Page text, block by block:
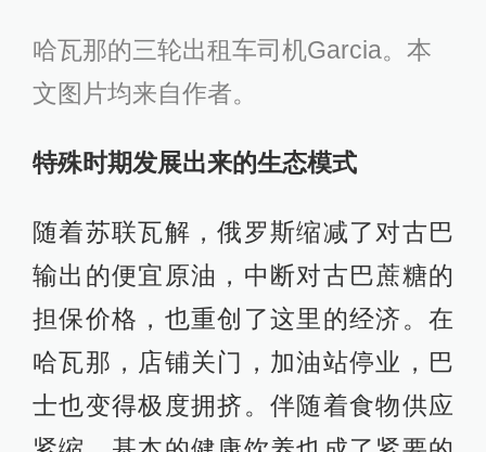
哈瓦那的三轮出租车司机Garcia。本
文图片均来自作者。
特殊时期发展出来的生态模式
随着苏联瓦解，俄罗斯缩减了对古巴
输出的便宜原油，中断对古巴蔗糖的
担保价格，也重创了这里的经济。在
哈瓦那，店铺关门，加油站停业，巴
士也变得极度拥挤。伴随着食物供应